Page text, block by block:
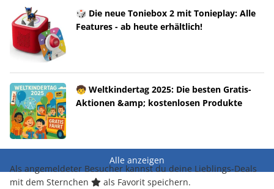
🎲 Die neue Toniebox 2 mit Tonieplay: Alle
Features - ab heute erhältlich!
🧒 Weltkindertag 2025: Die besten Gratis-
Aktionen &amp; kostenlosen Produkte
Alle anzeigen
Als angemeldeter Besucher kannst du deine Lieblings-Deals
mit dem Sternchen
als Favorit speichern.